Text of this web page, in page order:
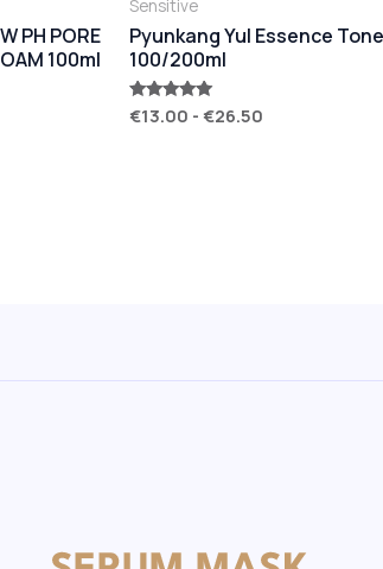
PH PORE
100ml
Sensitive
Pyunkang Yul Essence
100/200ml
Rated
€13.00 - €26.50